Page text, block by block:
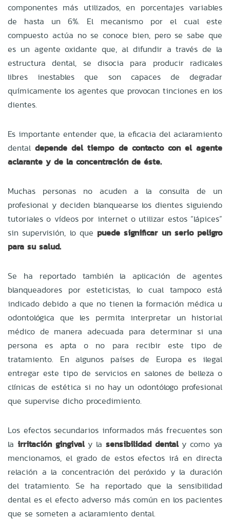
componentes más utilizados, en porcentajes variables
de hasta un 6%. El mecanismo por el cual este
compuesto actúa no se conoce bien, pero se sabe que
es un agente oxidante que, al difundir a través de la
estructura dental, se disocia para producir radicales
libres inestables que son capaces de degradar
químicamente los agentes que provocan tinciones en los
dientes.
Es importante entender que, la eficacia del aclaramiento
dentaldepende del tiempo de contacto con el agente
aclarante y de la concentración de éste.
Muchas personas no acuden a la consulta de un
profesional y deciden blanquearse los dientes siguiendo
tutoriales o vídeos por internet o utilizar estos “lápices”
sin supervisión, lo que puede significar un serio peligro
para su salud.
Se ha reportado también la aplicación de agentes
blanqueadores por esteticistas, lo cual tampoco está
indicado debido a que no tienen la formación médica u
odontológica que les permita interpretar un historial
médico de manera adecuada para determinar si una
persona es apta o no para recibir este tipo de
tratamiento. En algunos países de Europa es ilegal
entregar este tipo de servicios en salones de belleza o
clínicas de estética si no hay un odontólogo profesional
que supervise dicho procedimiento.
Los efectos secundarios informados más frecuentes son
la irritación gingivaly la sensibilidad dentaly como ya
mencionamos, el grado de estos efectos irá en directa
relación a la concentración del peróxido y la duración
del tratamiento. Se ha reportado que la sensibilidad
dental es el efecto adverso más común en los pacientes
que se someten a aclaramiento dental.